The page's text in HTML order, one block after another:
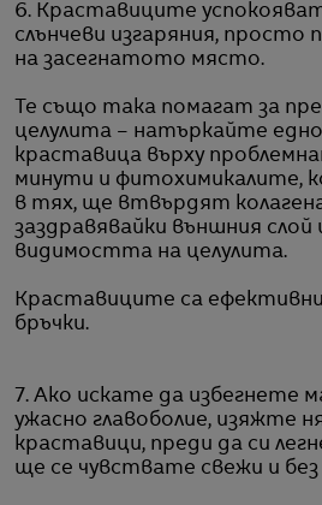
6. Краставиците
слънчеви изгаряния, просто
на засегнатото място.
Те също така помагат за
целулита – натъркайте
краставица върху
минути и фитохимикалите,
в тях, ще втвърдят
заздравявайки външния слой
видимостта на целулита.
Краставиците са ефективни
бръчки.
7. Ако искате да избегнете
ужасно главоболие, изяжте
краставици, преди да си
ще се чувствате свежи и без